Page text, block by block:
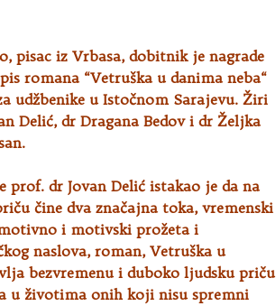
pisac iz Vrbasa, dobitnik je nagrade
romana “Vetruška u danima neba“
udžbenike u Istočnom Sarajevu. Žiri
Delić, dr Dragana Bedov i dr Željka
prof. dr Jovan Delić istakao je da na
čine dva značajna toka, vremenski
i motivski prožeta i
naslova, roman, Vetruška u
bezvremenu i duboko ljudsku priču
u životima onih koji nisu spremni